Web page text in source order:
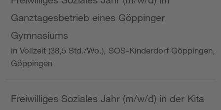
Ganztagesbetrieb eines Göppinger
Gymnasiums
in Vollzeit (38,5 Std./Wo.), SOS-Kinderdorf Göppingen,
Göppingen
Freiwilliges Soziales Jahr (m/w/d) in der Kita